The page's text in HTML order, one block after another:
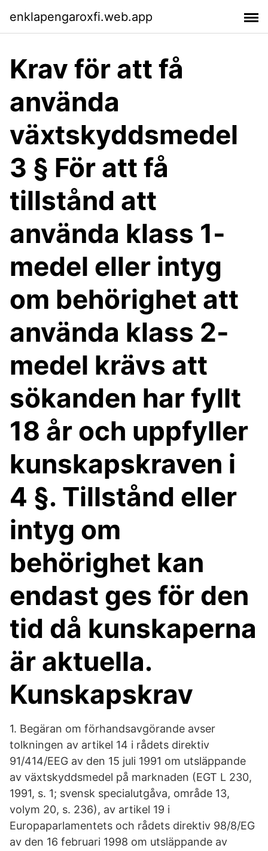
enklapengaroxfi.web.app
Krav för att få
använda
växtskyddsmedel
3 § För att få
tillstånd att
använda klass 1-
medel eller intyg
om behörighet att
använda klass 2-
medel krävs att
sökanden har fyllt
18 år och uppfyller
kunskapskraven i
4 §. Tillstånd eller
intyg om
behörighet kan
endast ges för den
tid då kunskaperna
är aktuella.
Kunskapskrav
1. Begäran om förhandsavgörande avser
tolkningen av artikel 14 i rådets direktiv
91/414/EEG av den 15 juli 1991 om utsläppande
av växtskyddsmedel på marknaden (EGT L 230,
1991, s. 1; svensk specialutgåva, område 13,
volym 20, s. 236), av artikel 19 i
Europaparlamentets och rådets direktiv 98/8/EG
av den 16 februari 1998 om utsläppande av